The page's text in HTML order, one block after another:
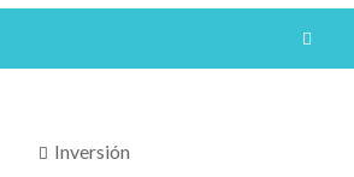
Inversión